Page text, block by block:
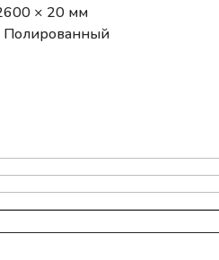
× 20 мм
Полированный